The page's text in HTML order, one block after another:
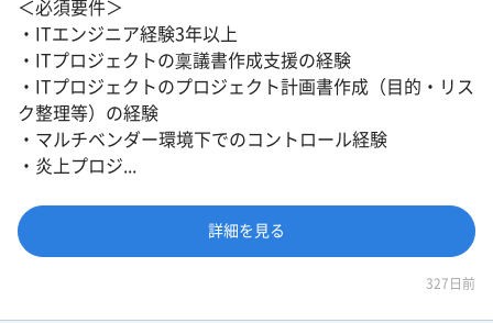
＜必須要件＞
・ITエンジニア経験3年以上
・ITプロジェクトの稟議書作成支援の経験
・ITプロジェクトのプロジェクト計画書作成（目的・リス
ク整理等）の経験
・マルチベンダー環境下でのコントロール経験
・炎上プロジ...
詳細を見る
327日前